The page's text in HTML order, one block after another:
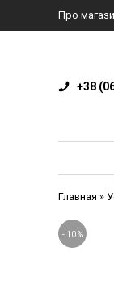
Про
+38
Главная »
- 10%